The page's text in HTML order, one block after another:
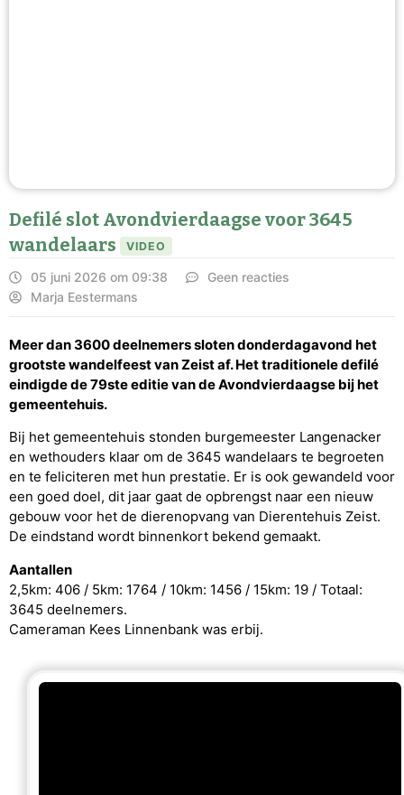
Defilé slot Avondvierdaagse voor 3645
wandelaars
VIDEO
05 juni 2026 om 09:38
Geen reacties
Marja Eestermans
Meer dan 3600 deelnemers sloten donderdagavond het
grootste wandelfeest van Zeist af. Het traditionele defilé
eindigde de 79ste editie van de Avondvierdaagse bij het
gemeentehuis.
Bij het gemeentehuis stonden burgemeester Langenacker
en wethouders klaar om de 3645 wandelaars te begroeten
en te feliciteren met hun prestatie. Er is ook gewandeld voor
een goed doel, dit jaar gaat de opbrengst naar een nieuw
gebouw voor het de dierenopvang van Dierentehuis Zeist.
De eindstand wordt binnenkort bekend gemaakt.
Aantallen
2,5km: 406 / 5km: 1764 / 10km: 1456 / 15km: 19 / Totaal:
3645 deelnemers.
Cameraman Kees Linnenbank was erbij.